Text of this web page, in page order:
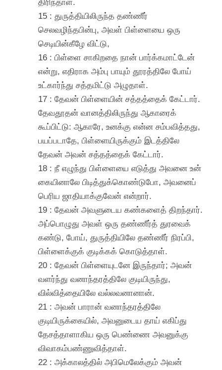
15 : துருத்தியிலிருந்த தண்ணீர்
செலவழிந்தபின்பு, அவள் பிள்ளையை ஒரு
செடியின்கீழே விட்டு,
16 : பிள்ளை சாகிறதை நான் பார்க்கமாட்டேன்
என்று, எதிராக அம்பு பாயும் தூரத்திலே போய்
உட்கார்ந்து சத்தமிட்டு அழுதாள்.
17 : தேவன் பிள்ளையின் சத்தத்தைக் கேட்டார்.
தேவதூதன் வானத்திலிருந்து ஆகாரைக்
கூப்பிட்டு: ஆகாரே, உனக்கு என்ன சம்பவித்தது,
பயப்படாதே, பிள்ளையிருக்கும் இடத்திலே
தேவன் அவன் சத்தத்தைக் கேட்டார்.
18 : நீ எழுந்து பிள்ளையை எடுத்து அவனை உன்
கையினாலே பிடித்துக்கொண்டுபோ, அவனைப்
பெரிய ஜாதியாக்குவேன் என்றார்.
19 : தேவன் அவளுடைய கண்களைத் திறந்தார்.
அப்பொழுது அவள் ஒரு தண்ணீர்த் துரவைக்
கண்டு, போய், துருத்தியிலே தண்ணீர் நிரப்பி,
பிள்ளைக்குக் குடிக்கக் கொடுத்தாள்.
20 : தேவன் பிள்ளையுடனே இருந்தார்; அவன்
வளர்ந்து வனாந்தரத்திலே குடியிருந்து,
வில்வித்தையிலே வல்லவனானான்.
21 : அவன் பாரான் வனாந்தரத்திலே
குடியிருக்கையில், அவனுடைய தாய் எகிப்து
தேசத்தாளாகிய ஒரு பெண்ணை அவனுக்கு
விவாகம்பண்ணுவித்தாள்.
22 : அக்காலத்தில் அபிமெலேக்கும் அவன்